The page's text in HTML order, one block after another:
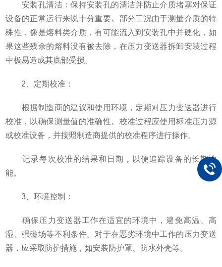
安装孔清洁：保持安装孔的清洁并防止介质堵塞对保证
设备的正常运行来说十分重要。部分工况由于测量介质的特
殊性，像是熔料类介质，有可能流入到安装孔中并硬化，如
果这些残余的熔料没有被去除，在压力变送器拆卸安装过程
中极易造成其底部受损。
2、定期校准：
根据制造商的建议和使用环境，定期对压力变送器进行
校准，以确保测量值的准确性。校准过程应使用标准压力源
或校准设备，并按照制造商提供的校准程序进行操作。
记录每次校准的结果和日期，以便追踪设备的长期性
能。
3、环境控制：
确保压力变送器工作在适宜的环境中，避免高温、高
湿、强磁场等不利条件。对于在恶劣环境中工作的压力变送
器，应采取防护措施，如安装防护罩、防水外壳等。